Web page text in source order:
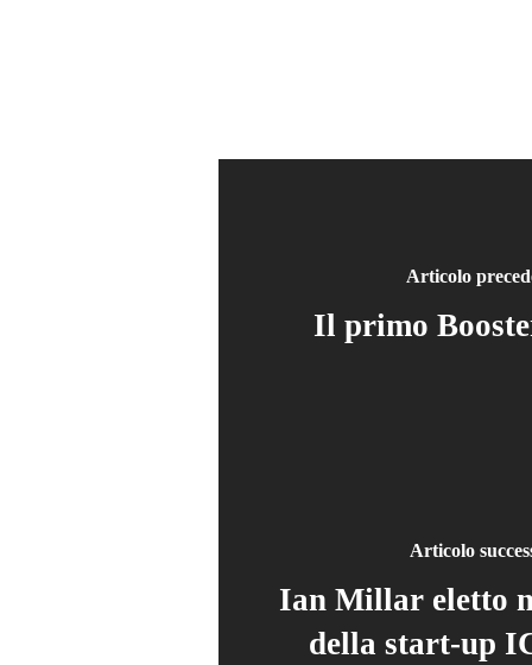
Articolo
Il primo
Articolo
Ian Millar eletto
della start-up